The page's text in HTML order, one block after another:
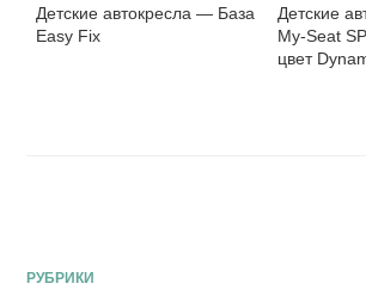
Детские автокресла — База
Easy Fix
Детские
My-Seat
цвет
РУБРИКИ